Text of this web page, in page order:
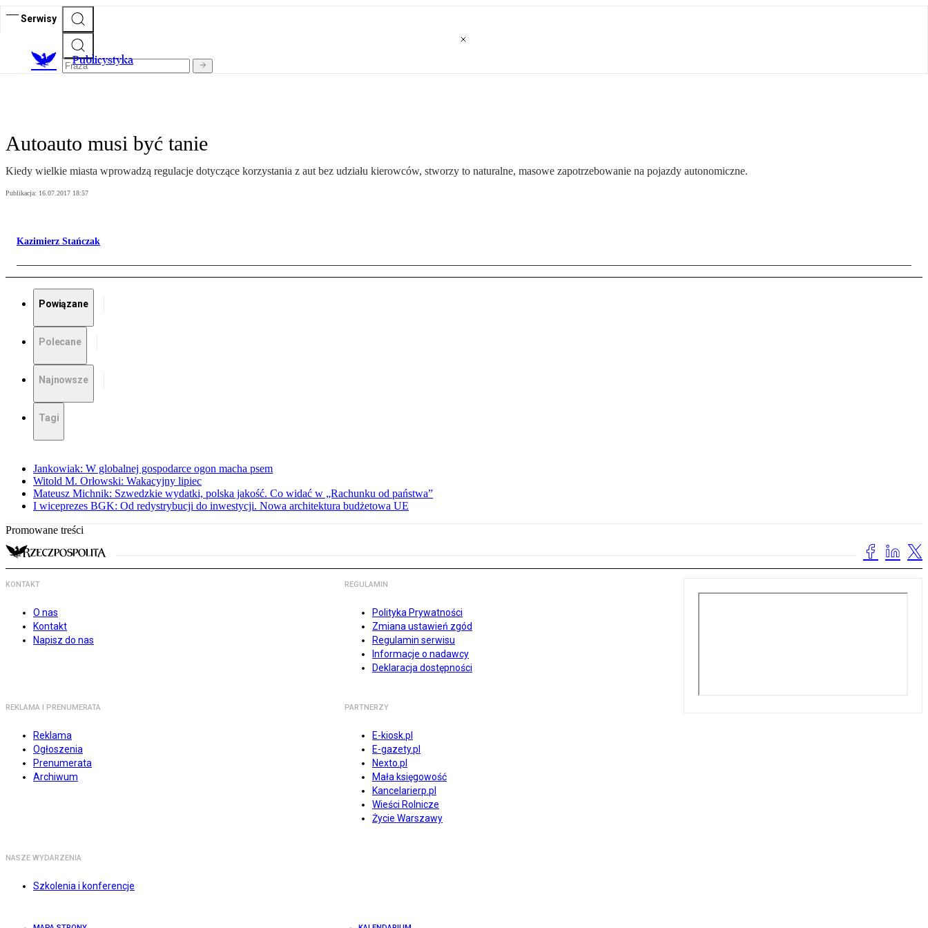
Serwisy
Publicystyka
Autoauto musi być tanie
Kiedy wielkie miasta wprowadzą regulacje dotyczące korzystania z aut bez udziału kierowców, stworzy to naturalne, masowe zapotrzebowanie na pojazdy autonomiczne.
Publikacja: 16.07.2017 18:57
Kazimierz Stańczak
Powiązane
Polecane
Najnowsze
Tagi
Jankowiak: W globalnej gospodarce ogon macha psem
Witold M. Orłowski: Wakacyjny lipiec
Mateusz Michnik: Szwedzkie wydatki, polska jakość. Co widać w „Rachunku od państwa”
I wiceprezes BGK: Od redystrybucji do inwestycji. Nowa architektura budżetowa UE
Promowane treści
KONTAKT
O nas
Kontakt
Napisz do nas
REGULAMIN
Polityka Prywatności
Zmiana ustawień zgód
Regulamin serwisu
Informacje o nadawcy
Deklaracja dostępności
REKLAMA I PRENUMERATA
Reklama
Ogłoszenia
Prenumerata
Archiwum
PARTNERZY
E-kiosk.pl
E-gazety.pl
Nexto.pl
Mała księgowość
Kancelarierp.pl
Wieści Rolnicze
Życie Warszawy
NASZE WYDARZENIA
Szkolenia i konferencje